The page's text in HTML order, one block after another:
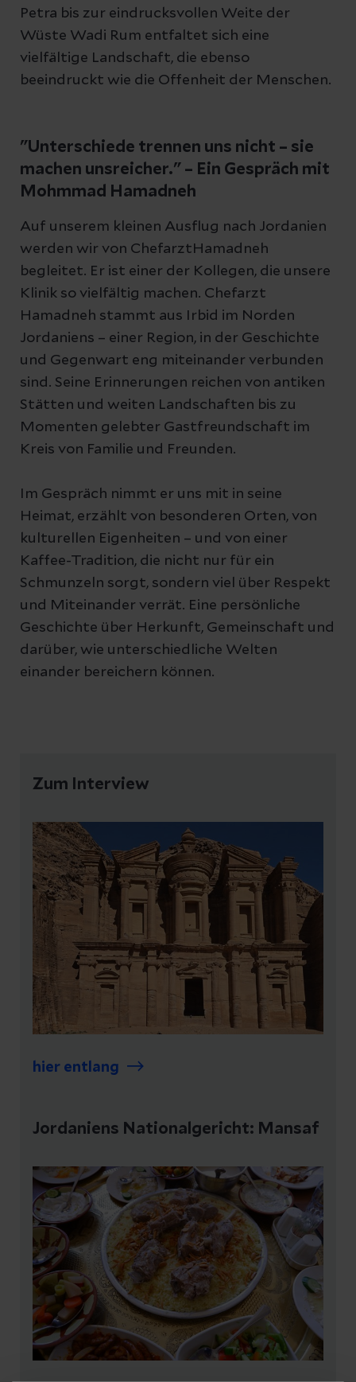
Petra bis zur eindrucksvollen Weite der
Wüste Wadi Rum entfaltet sich eine
vielfältige Landschaft, die ebenso
beeindruckt wie die Offenheit der Menschen.
"Unterschiede trennen uns nicht – sie
machen unsreicher." – Ein Gespräch mit
Mohmmad Hamadneh
Auf unserem kleinen Ausflug nach Jordanien
werden wir von ChefarztHamadneh
begleitet. Er ist einer der Kollegen, die unsere
Klinik so vielfältig machen. Chefarzt
Hamadneh stammt aus Irbid im Norden
Jordaniens – einer Region, in der Geschichte
und Gegenwart eng miteinander verbunden
sind. Seine Erinnerungen reichen von antiken
Stätten und weiten Landschaften bis zu
Momenten gelebter Gastfreundschaft im
Kreis von Familie und Freunden.
Im Gespräch nimmt er uns mit in seine
Heimat, erzählt von besonderen Orten, von
kulturellen Eigenheiten – und von einer
Kaffee-Tradition, die nicht nur für ein
Schmunzeln sorgt, sondern viel über Respekt
und Miteinander verrät. Eine persönliche
Geschichte über Herkunft, Gemeinschaft und
darüber, wie unterschiedliche Welten
einander bereichern können.
Zum Interview
hier entlang
Jordaniens Nationalgericht: Mansaf